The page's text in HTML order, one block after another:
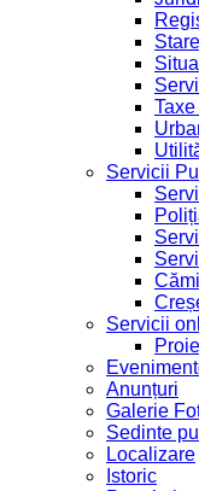
Servicii
Servicii
Anunțuri
Galerie
Sedinte
Localizare
Istoric